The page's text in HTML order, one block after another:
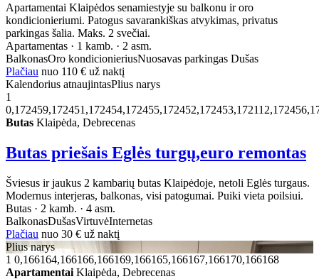
Apartamentai Klaipėdos senamiestyje su balkonu ir oro
kondicionieriumi. Patogus savarankiškas atvykimas, privatus
parkingas šalia. Maks. 2 svečiai.
Apartamentas · 1 kamb. · 2 asm.
BalkonasOro kondicionieriusNuosavas parkingas Dušas
Plačiau nuo 110 € už naktį
Kalendorius atnaujintasPlius narys
1
Butas Klaipėda, Debrecenas
Butas priešais Eglės turgų,euro remontas
Šviesus ir jaukus 2 kambarių butas Klaipėdoje, netoli Eglės turgaus.
Modernus interjeras, balkonas, visi patogumai. Puiki vieta poilsiui.
Butas · 2 kamb. · 4 asm.
BalkonasDušasVirtuvėInternetas
Plačiau nuo 30 € už naktį
Plius narys
1 0,166164,166166,166169,166165,166167,166170,166168
Apartamentai Klaipėda, Debrecenas